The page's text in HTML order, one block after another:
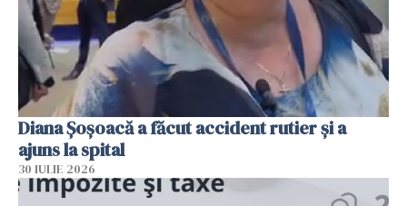
Diana Șoșoacă a făcut accident rutier și a
ajuns la spital
30 IULIE 2026